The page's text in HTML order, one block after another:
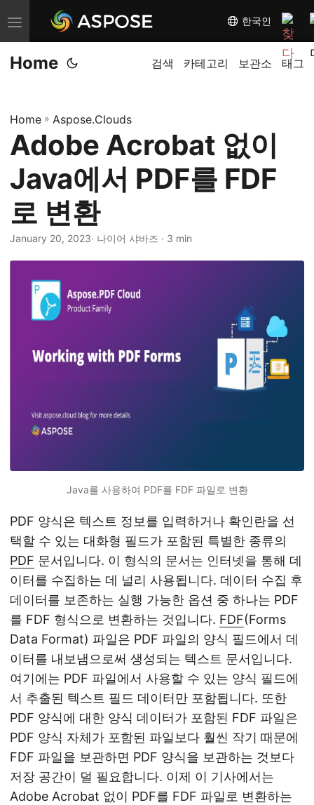
내
비
게
전
환
한국인
Home 검색 카테고리 보관소 태그
Home » Aspose.Clouds
Adobe Acrobat 없이
Java에서 PDF를 FDF
로 변환
January 20, 2023· 나이어 샤바즈 · 3 min
Java를 사용하여 PDF를 FDF 파일로 변환
PDF 양식은 텍스트 정보를 입력하거나 확인란을 선
택할 수 있는 대화형 필드가 포함된 특별한 종류의
PDF 문서입니다. 이 형식의 문서는 인터넷을 통해 데
이터를 수집하는 데 널리 사용됩니다. 데이터 수집 후
데이터를 보존하는 실행 가능한 옵션 중 하나는 PDF
를 FDF 형식으로 변환하는 것입니다. FDF(Forms
Data Format) 파일은 PDF 파일의 양식 필드에서 데
이터를 내보냄으로써 생성되는 텍스트 문서입니다.
여기에는 PDF 파일에서 사용할 수 있는 양식 필드에
서 추출된 텍스트 필드 데이터만 포함됩니다. 또한
PDF 양식에 대한 양식 데이터가 포함된 FDF 파일은
PDF 양식 자체가 포함된 파일보다 훨씬 작기 때문에
FDF 파일을 보관하면 PDF 양식을 보관하는 것보다
저장 공간이 덜 필요합니다. 이제 이 기사에서는
Adobe Acrobat 없이 PDF를 FDF 파일로 변환하는